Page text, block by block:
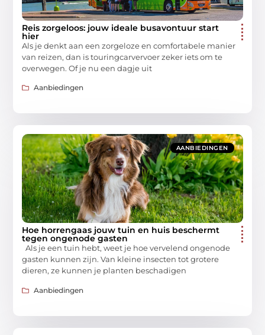
Reis zorgeloos: jouw ideale busavontuur start
hier
Als je denkt aan een zorgeloze en comfortabele manier
van reizen, dan is touringcarvervoer zeker iets om te
overwegen. Of je nu een dagje uit
Aanbiedingen
AANBIEDINGEN
Hoe horrengaas jouw tuin en huis beschermt
tegen ongenode gasten
Als je een tuin hebt, weet je hoe vervelend ongenode
gasten kunnen zijn. Van kleine insecten tot grotere
dieren, ze kunnen je planten beschadigen
Aanbiedingen